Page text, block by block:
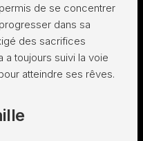
de se concentrer
dans sa
des sacrifices
a toujours suivi la voie
atteindre ses rêves.